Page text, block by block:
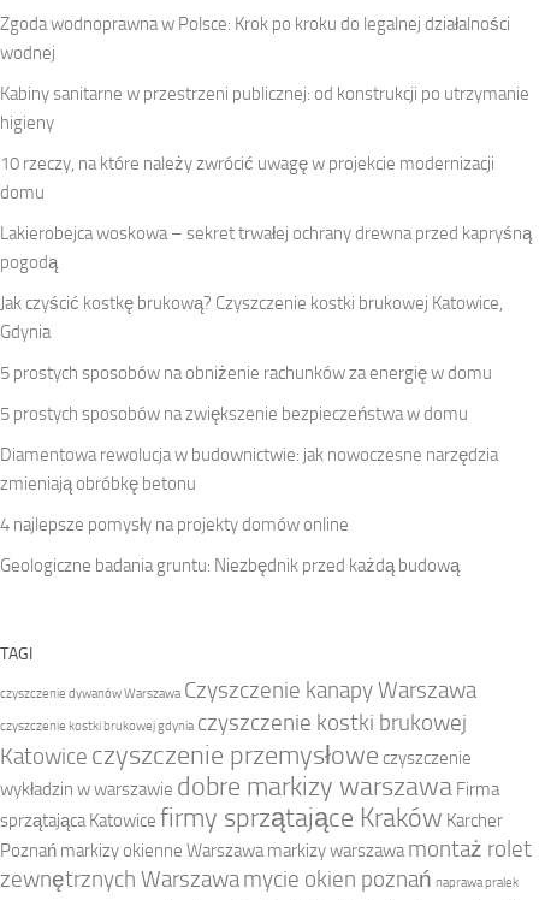
Zgoda wodnoprawna w Polsce: Krok po kroku do legalnej działalności
wodnej
Kabiny sanitarne w przestrzeni publicznej: od konstrukcji po utrzymanie
higieny
10 rzeczy, na które należy zwrócić uwagę w projekcie modernizacji
domu
Lakierobejca woskowa – sekret trwałej ochrany drewna przed kapryśną
pogodą
Jak czyścić kostkę brukową? Czyszczenie kostki brukowej Katowice,
Gdynia
5 prostych sposobów na obniżenie rachunków za energię w domu
5 prostych sposobów na zwiększenie bezpieczeństwa w domu
Diamentowa rewolucja w budownictwie: jak nowoczesne narzędzia
zmieniają obróbkę betonu
4 najlepsze pomysły na projekty domów online
Geologiczne badania gruntu: Niezbędnik przed każdą budową
TAGI
czyszczenie dywanów Warszawa Czyszczenie kanapy Warszawa
czyszczenie kostki brukowej gdynia czyszczenie kostki brukowej
Katowice czyszczenie przemysłowe czyszczenie
wykładzin w warszawie dobre markizy warszawa Firma
sprzątająca Katowice firmy sprzątające Kraków Karcher
Poznań markizy okienne Warszawa markizy warszawa montaż rolet
zewnętrznych Warszawamycie okien poznań naprawa pralek